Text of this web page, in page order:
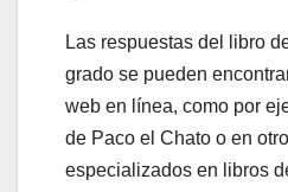
Las respuestas del libro
grado se pueden
web en línea, como por
de Paco el Chato o en
especializados en libros